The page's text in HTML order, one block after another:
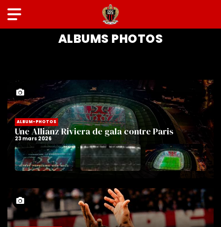
GALERIES
ALBUMS PHOTOS
ALBUM-PHOTOS
Une Allianz Riviera de gala contre Paris